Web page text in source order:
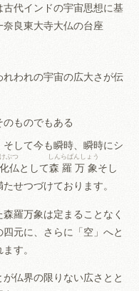
代インドの宇宙思想に基
良東大寺大仏の台座
われの宇宙の広大さが伝
ものでもある
して今も瞬時、瞬時にシ
化仏
けぶつ
として森羅万象
しんらばんしょう
そし
せつづけております。
羅万象は定まることなく
元に、さらに「空」へと
す。
仏界の限りない広さとと